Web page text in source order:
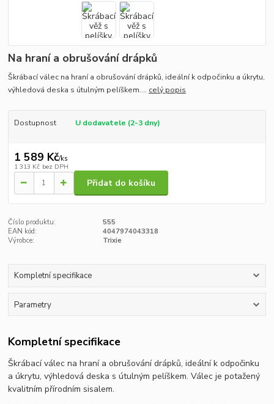
Na hraní a obrušování drápků
Škrábací válec na hraní a obrušování drápků, ideální k odpočinku a úkrytu,
výhledová deska s útulným pelíškem.... celý popis
Dostupnost U dodavatele (2-3 dny)
1 589 Kč/ks
1 313 Kč bez DPH
Přidat do košíku
Číslo produktu:
555
EAN kód:
4047974043318
Výrobce:
Trixie
Kompletní specifikace
Parametry
Kompletní specifikace
Škrábací válec na hraní a obrušování drápků, ideální k odpočinku
a úkrytu, výhledová deska s útulným pelíškem. Válec je potažený
kvalitním přírodním sisalem.